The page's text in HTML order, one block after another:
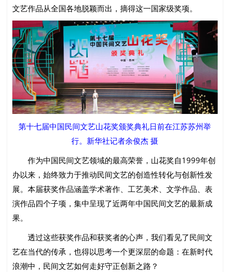
文艺作品从全国各地脱颖而出，摘得这一国家级奖项。
第十七届中国民间文艺山花奖颁奖典礼日前在江苏苏州举
行。新华社记者余俊杰 摄
作为中国民间文艺领域的最高荣誉，山花奖自1999年创
办以来，始终致力于推动民间文艺的创造性转化与创新性发
展。本届获奖作品涵盖学术著作、工艺美术、文学作品、表
演作品四个子项，集中呈现了近两年中国民间文艺的最新成
果。
透过这些获奖作品和获奖者的心声，我们看见了民间文
艺在当代的传承，也得以思考一个更深层的命题：在新时代
浪潮中，民间文艺如何走好守正创新之路？